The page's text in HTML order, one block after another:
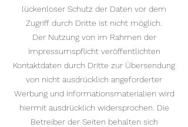
lückenloser Schutz der Daten vor dem
Zugriff durch Dritte ist nicht möglich.
Der Nutzung von im Rahmen der
Impressumspflicht veröffentlichten
Kontaktdaten durch Dritte zur Übersendung
von nicht ausdrücklich angeforderter
Werbung und Informationsmaterialien wird
hiermit ausdrücklich widersprochen. Die
Betreiber der Seiten behalten sich